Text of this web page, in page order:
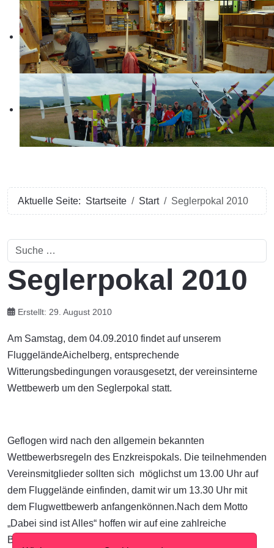
Aktuelle Seite: Startseite Start Seglerpokal 2010
Suchen
Seglerpokal 2010
Erstellt: 29. August 2010
Am Samstag, dem 04.09.2010 findet auf unserem
FluggeländeAichelberg, entsprechende
Witterungsbedingungen vorausgesetzt, der vereinsinterne
Wettbewerb um den Seglerpokal statt.
Geflogen wird nach den allgemein bekannten
Wettbewerbsregeln des Enzkreispokals. Die teilnehmenden
Vereinsmitglieder sollten sich möglichst um 13.00 Uhr auf
dem Fluggelände einfinden, damit wir um 13.30 Uhr mit
dem Flugwettbewerb anfangenkönnen.Nach dem Motto
„Dabei sind ist Alles“ hoffen wir auf eine zahlreiche
Beteiligung!